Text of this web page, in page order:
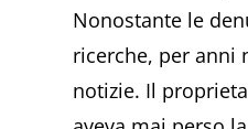
Nonostante le
ricerche, per anni
notizie. Il